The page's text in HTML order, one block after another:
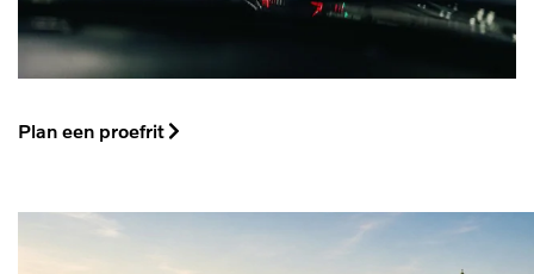
Plan een proefrit